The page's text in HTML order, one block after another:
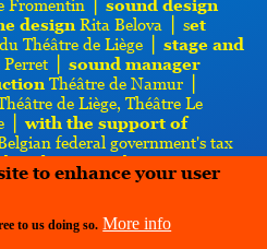
Fromentin ⎪ sound design
design Rita Belova ⎪ set
Théâtre de Liège ⎪ stage and
⎪ sound manager
Théâtre de Namur ⎪
de Liège, Théâtre Le
⎪with the support of
federal government's tax
Federation - Theatre
Maritime and the
to enhance your user
to us doing so. More info